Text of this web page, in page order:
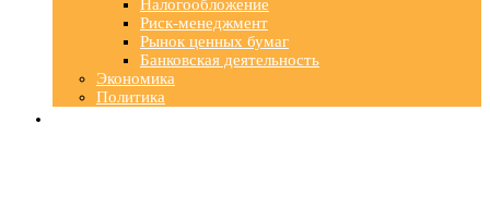
Налогообложение
Риск-менеджмент
Рынок ценных бумаг
Банковская деятельность
Экономика
Политика